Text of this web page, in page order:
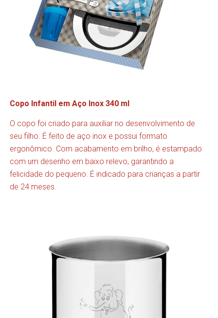
Copo Infantil em Aço Inox 340 ml
O copo foi criado para auxiliar no desenvolvimento de
seu filho. É feito de aço inox e possui formato
ergonômico. Com acabamento em brilho, é estampado
com um desenho em baixo relevo, garantindo a
felicidade do pequeno. É indicado para crianças a partir
de 24 meses.